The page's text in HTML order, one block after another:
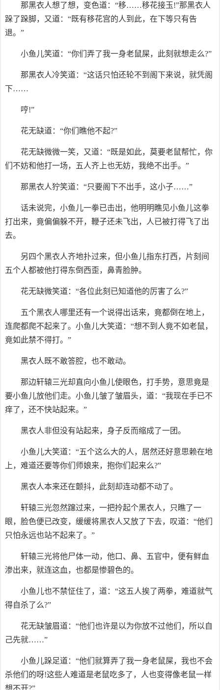
那黑衣人想了想，变色道：“移……移花接玉!”那黑衣人
跺了跺脚，又道：“既有移花宫的人到此，在下等只有告
退。”
小鱼儿笑道：“你们弄了我一身老鼠屎，此刻就想走么?”
那黑衣人冷笑道：“这话只怕还轮不到阁下来说，就凭阁
下……
哼!”
花无缺道：“你们瞧他不起?”
花无缺微微一笑，又道：“既是如此，莫要老鼠帮忙，你
们不妨和他打一场，五人齐上也无妨，我绝不出手。”
那黑衣人狞笑道：“只要阁下不出手，这小子……”
话未说完，小鱼儿一拳已击出，他明明瞧见小鱼儿这拳
打出来，竟偏偏躲不开，鞭子还未飞出，人已被打得飞了出
去。
另四个黑衣人齐地扑过来，但小鱼儿指东打西，片刻间
五个人都被他打得东倒西歪，鼻青脸肿。
花无缺微笑道：“各位此刻已知道他的厉害了么?”
五个黑衣人哪里还有一个说得出话来，竟都倒在地上，
连爬都爬不起来了。小鱼儿大笑道：“想不到人竟不如老鼠，
竟如此禁不得打。”
黑衣人既不敢答腔，也不敢动。
那边轩辕三光却直向小鱼儿使眼色，打手势，意思竟是
要小鱼儿放他们走。小鱼儿皱了皱眉头，道：“我现在手已不
痒了，还不快站起来。”
黑衣人非但没有站起来，身子反而缩成了一团。
小鱼儿大笑道：“五个这么大的人，居然还好意思赖在地
上，难道还要等你们师娘来，抱你们起来么?”
黑衣人本来还在颤抖，此刻却连动都不动了。
轩辕三光忽然蹿过来，一把拎起个黑衣人，只瞧了一
眼，脸色便已改变，缓缓将黑衣人又放了下去，叹道：“他们
只怕永远也站不起来了。”
轩辕三光将他尸体一动，他口、鼻、五官中，便有鲜血
渗出来，就连这血，也都是惨碧色的。
小鱼儿也不禁怔住了，道：“这五人挨了两拳，难道就气
得自杀了么?”
花无缺皱眉道：“他们也许是以为你放不过他们，所以自
己先就……”
小鱼儿跺足道：“他们就算弄了我一身老鼠屎，我也不会
杀他们的呀!这些人难道是老鼠吃多了，人也变得像老鼠一样
想不开?”